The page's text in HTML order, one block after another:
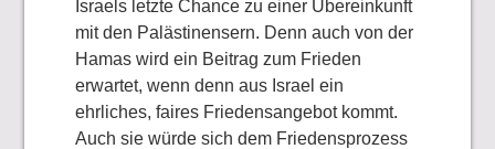
Israels letzte Chance zu einer Übereinkunft
mit den Palästinensern. Denn auch von der
Hamas wird ein Beitrag zum Frieden
erwartet, wenn denn aus Israel ein
ehrliches, faires Friedensangebot kommt.
Auch sie würde sich dem Friedensprozess